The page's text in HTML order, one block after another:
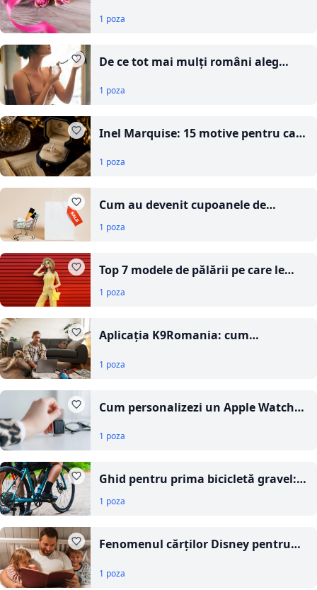
1 poza
De ce tot mai mulți români aleg
persistență și personalitate
1 poza
Inel Marquise: 15 motive pentru care
perfectă pentru logodnă
1 poza
Cum au devenit cupoanele de
reducere un reflex de cumpărare
1 poza
Top 7 modele de pălării pe care le
poți purta în mai multe sezoane
1 poza
Aplicația K9Romania: cum
1 poza
Cum personalizezi un Apple Watch
de zi cu zi
1 poza
Ghid pentru prima bicicletă gravel:
de ce a devenit atât de populară?
1 poza
Fenomenul cărților Disney pentru
în topul preferințelor celor mici
1 poza